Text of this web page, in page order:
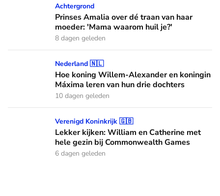
Prinses Amalia over dé traan van haar moeder: 'Mama
Achtergrond
Prinses Amalia over dé traan van haar
moeder: 'Mama waarom huil je?'
8 dagen geleden
Hoe koning Willem-Alexander en koningin Máxima leren
Nederland 🇳🇱
Hoe koning Willem-Alexander en koningin
Máxima leren van hun drie dochters
10 dagen geleden
Lekker kijken: William en Catherine met hele gezin bij
Verenigd Koninkrijk 🇬🇧
Lekker kijken: William en Catherine met
hele gezin bij Commonwealth Games
6 dagen geleden